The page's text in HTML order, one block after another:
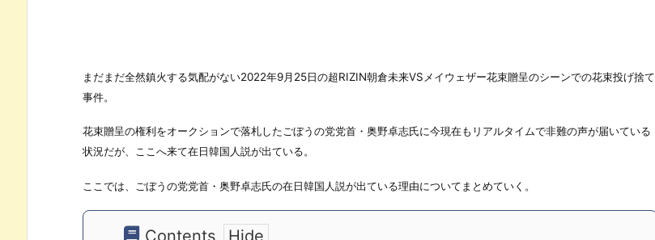
まだまだ全然鎮火する気配がない2022年9月25日の超RIZIN朝倉未来VSメイウェザー花束贈呈のシーンでの花束投げ捨て
事件。
花束贈呈の権利をオークションで落札したごぼうの党党首・奥野卓志氏に今現在もリアルタイムで非難の声が届いている
状況だが、ここへ来て在日韓国人説が出ている。
ここでは、ごぼうの党党首・奥野卓志氏の在日韓国人説が出ている理由についてまとめていく。
Contents